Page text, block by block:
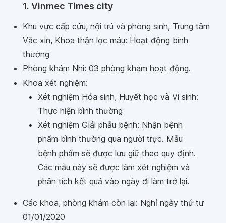
1. Vinmec Times city
Khu vực cấp cứu, nội trú và phòng sinh, Trung tâm
Vắc xin, Khoa thận lọc máu: Hoạt động bình
thường
Phòng khám Nhi: 03 phòng khám hoạt động.
Khoa xét nghiệm:
Xét nghiệm Hóa sinh, Huyết học và Vi sinh:
Thực hiện bình thường
Xét nghiệm Giải phẫu bệnh: Nhận bệnh
phẩm bình thường qua người trực. Mẫu
bệnh phẩm sẽ được lưu giữ theo quy định.
Các mẫu này sẽ được làm xét nghiệm và
phân tích kết quả vào ngày đi làm trở lại.
Các khoa, phòng khám còn lại: Nghỉ ngày thứ tư
01/01/2020